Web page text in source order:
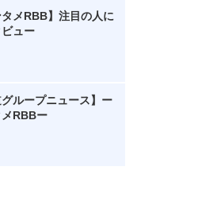
タメRBB】注目の人に
ュー
グループニュース】ー
RBBー